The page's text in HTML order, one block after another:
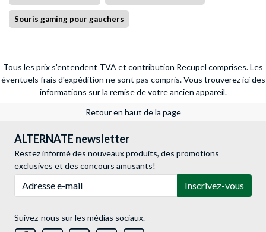
Souris gaming pour gauchers
Tous les prix s'entendent TVA et contribution Recupel comprises. Les
éventuels frais d'expédition ne sont pas compris. Vous trouverez ici des
informations sur la remise de votre ancien appareil.
Retour en haut de la page
ALTERNATE newsletter
Restez informé des nouveaux produits, des promotions
exclusives et des concours amusants!
Adresse e-mail
Inscrivez-vous
Suivez-nous sur les médias sociaux.